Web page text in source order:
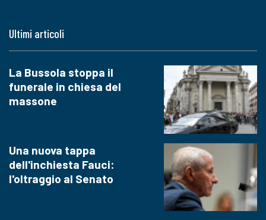
Ultimi articoli
La Bussola stoppa il
funerale in chiesa del
massone
Una nuova tappa
dell'inchiesta Fauci:
l'oltraggio al Senato